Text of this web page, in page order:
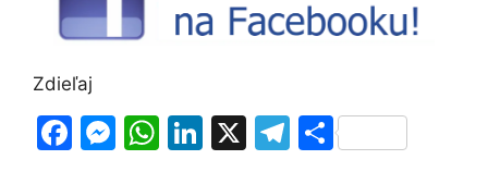
Zdieľaj
F
M W Li X
T S